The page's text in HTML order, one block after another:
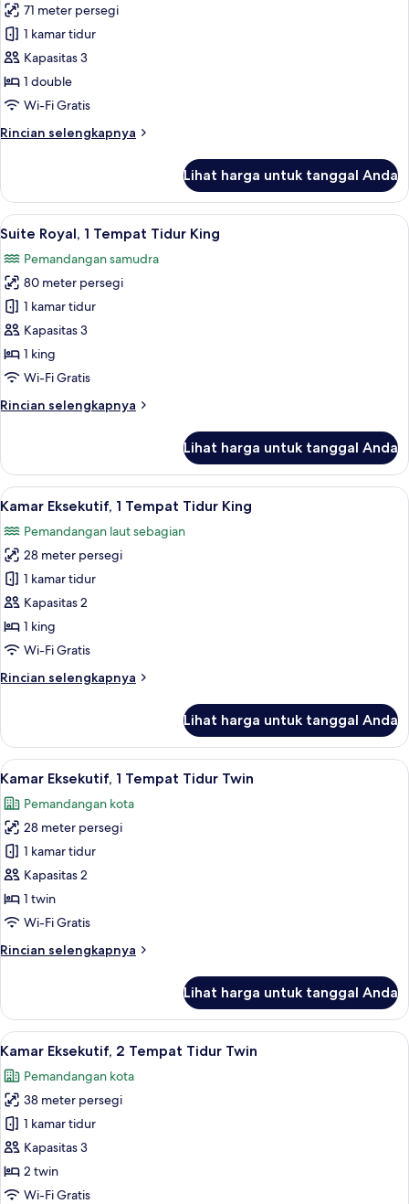
Double,
pemandangan
samudra
(Ocean
View)
untuk
Suite
Eksekutif,
1
kamar
71 meter persegi
1 kamar tidur
Kapasitas 3
1 double
Wi-Fi Gratis
Rincian selengkapnya
Rincian
Suite
Eksekutif,
1
tidur
Lihat harga untuk tanggal Anda
Lihat
semua
foto
untuk
Suite
Royal,
1
Tempat
King
13
Suite Royal, 1 Tempat Tidur King
Pemandangan samudra
80 meter persegi
1 kamar tidur
Kapasitas 3
1 king
Wi-Fi Gratis
Rincian selengkapnya
Rincian
Suite
Royal,
1
Tidur
King
Lihat harga untuk tanggal Anda
Lihat
semua
foto
untuk
Kamar
Eksekutif,
1
Tempat
King
Seprai premium, minibar, brankas,
8
Kamar Eksekutif, 1 Tempat Tidur King
Pemandangan laut sebagian
28 meter persegi
1 kamar tidur
Kapasitas 2
1 king
Wi-Fi Gratis
Rincian selengkapnya
Rincian
Kamar
Eksekutif,
1
Tidur
King
Lihat harga untuk tanggal Anda
Lihat
semua
foto
untuk
Kamar
Eksekutif,
1
Tempat
Twin
8
Kamar Eksekutif, 1 Tempat Tidur Twin
Pemandangan kota
28 meter persegi
1 kamar tidur
Kapasitas 2
1 twin
Wi-Fi Gratis
Rincian selengkapnya
Rincian
Kamar
Eksekutif,
1
Tidur
Twin
Lihat harga untuk tanggal Anda
Lihat
semua
foto
untuk
Kamar
Eksekutif,
2
Tempat
Seprai premium, minibar, brankas,
6
Kamar Eksekutif, 2 Tempat Tidur Twin
Pemandangan kota
38 meter persegi
1 kamar tidur
Kapasitas 3
2 twin
Wi-Fi Gratis